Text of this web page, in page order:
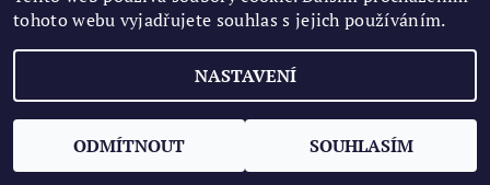
tohoto webu vyjadřujete souhlas s jejich používáním.
NASTAVENÍ
ODMÍTNOUT SOUHLASÍM